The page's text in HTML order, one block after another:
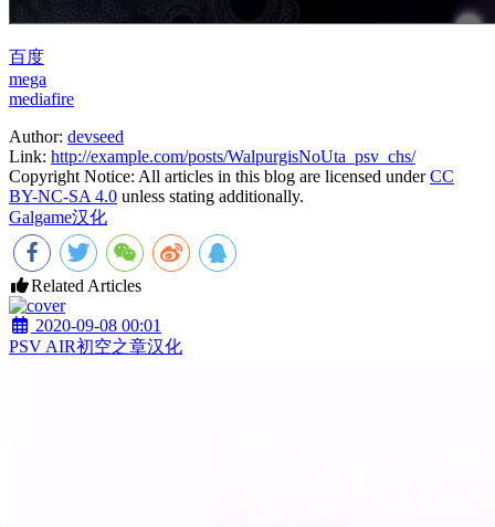
百度
mega
mediafire
Author: devseed
Link: http://example.com/posts/WalpurgisNoUta_psv_chs/
Copyright Notice: All articles in this blog are licensed underCC
BY-NC-SA 4.0 unless stating additionally.
Galgame汉化
Related Articles
2020-09-08 00:01
PSV AIR初空之章汉化